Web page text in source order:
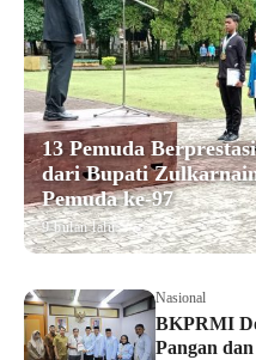
13 Pemuda
dari Bupati
Pemuda ke-97
9 bulan lalu
Nasional
BKPRMI
Pangan